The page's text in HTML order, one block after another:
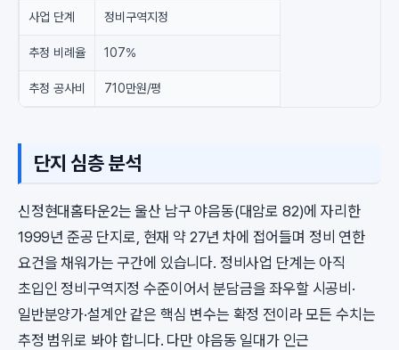
사업 단계 정비구역지정
추정 비례율 107%
추정 공사비 710만원/평
단지 심층 분석
신정현대홈타운2는 울산 남구 야음동(대암로 82)에 자리한
1999년 준공 단지로, 현재 약 27년 차에 접어들며 정비 연한
요건을 채워가는 구간에 있습니다. 정비사업 단계는 아직
초입인 정비구역지정 수준이어서 분담금을 좌우할 시공비·
일반분양가·설계안 같은 핵심 변수는 확정 전이라 모든 수치는
추정 범위로 봐야 합니다. 다만 야음동 일대가 인근